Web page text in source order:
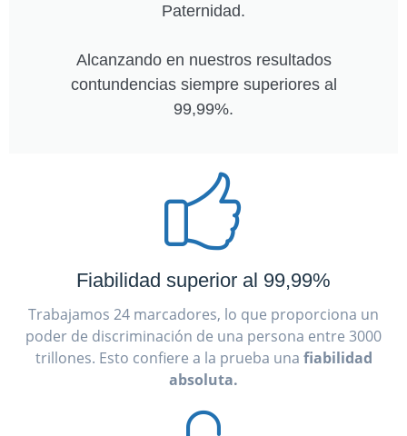
Paternidad.
Alcanzando en nuestros resultados
contundencias siempre superiores al
99,99%.
Fiabilidad superior al 99,99%
Trabajamos 24 marcadores, lo que proporciona un
poder de discriminación de una persona entre 3000
trillones. Esto confiere a la prueba una fiabilidad
absoluta.